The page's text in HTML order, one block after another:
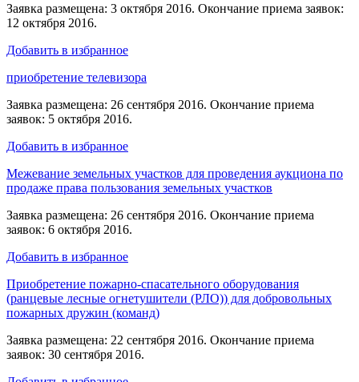
Заявка размещена: 3 октября 2016. Окончание приема заявок:
12 октября 2016.
Добавить в избранное
приобретение телевизора
Заявка размещена: 26 сентября 2016. Окончание приема
заявок: 5 октября 2016.
Добавить в избранное
Межевание земельных участков для проведения аукциона по
продаже права пользования земельных участков
Заявка размещена: 26 сентября 2016. Окончание приема
заявок: 6 октября 2016.
Добавить в избранное
Приобретение пожарно-спасательного оборудования
(ранцевые лесные огнетушители (РЛО)) для добровольных
пожарных дружин (команд)
Заявка размещена: 22 сентября 2016. Окончание приема
заявок: 30 сентября 2016.